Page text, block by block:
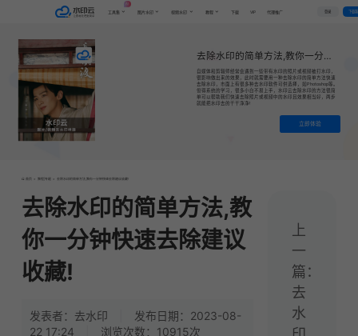
工具集 图片水印 视频水印 教程 下载 VIP 代理推广 登录 下载
去除水印的简单方法,教你一分钟快速去除建议收藏!
自媒体和剪辑师经常会遇到一些带有水印的照片或视频被打水印，
很影响做出来的效果，此时就需要用一种去除水印的简单方法快速
去除水印，市面上有很多种去水印软件可供选择，如Photoshop等。
但得系统的学习，很多小白不易上手，水印云去除水印的方法很简
单可以帮助我们快速去除照片或视频中的水印且效果相当好，两步
就能把水印去的干干净净!
立即体验
首页 > 教程|专题 > 去除水印的简单方法,教你一分钟快速去除建议收藏!
去除水印的简单方法,教
你一分钟快速去除建议
收藏!
发表者：去水印
发布日期：2023-08-
22 17:24
浏览次数：10915次
上
一
篇：
去
水